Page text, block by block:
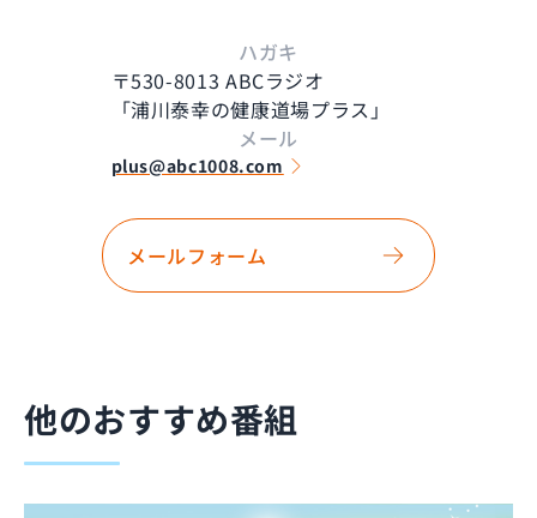
ハガキ
〒530-8013 ABCラジオ
「浦川泰幸の健康道場プラス」
メール
plus@abc1008.com
メールフォーム
他のおすすめ番組